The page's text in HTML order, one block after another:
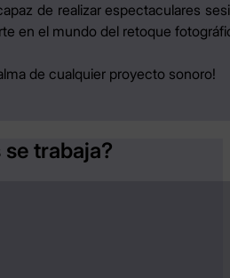
de realizar espectaculares
en el mundo del retoque
de cualquier proyecto sonoro!
trabaja?